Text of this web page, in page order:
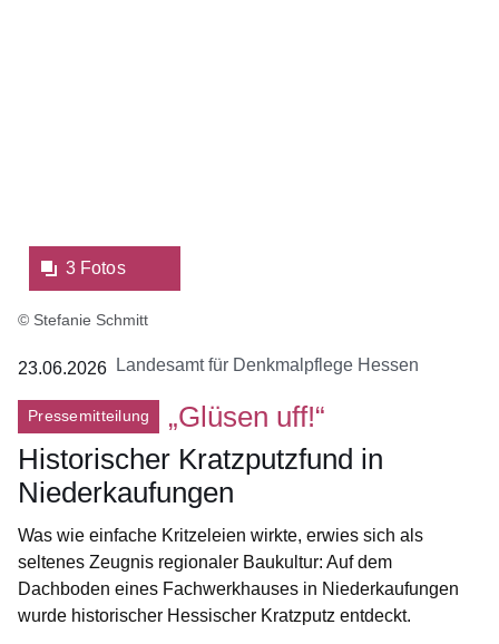
3 Fotos
© Stefanie Schmitt
23.06.2026 Landesamt für Denkmalpflege Hessen
Pressemitteilung
„Glüsen uff!“
Historischer Kratzputzfund in
Niederkaufungen
Was wie einfache Kritzeleien wirkte, erwies sich als
seltenes Zeugnis regionaler Baukultur: Auf dem
Dachboden eines Fachwerkhauses in Niederkaufungen
wurde historischer Hessischer Kratzputz entdeckt.